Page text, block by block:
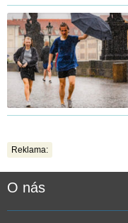
Reklama:
O nás